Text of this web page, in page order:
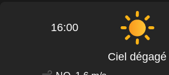
16:00
Ciel dégagé